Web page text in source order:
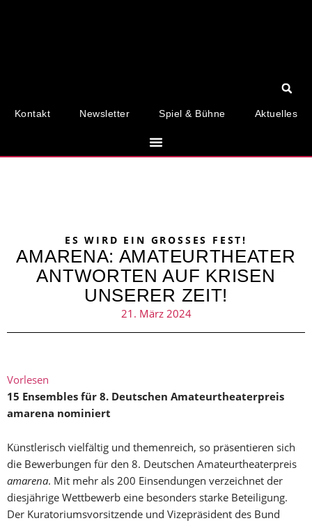
Kontakt Newsletter Spiel & Bühne Aktuelles
ES WIRD EIN GROSSES FEST!
AMARENA: AMATEURTHEATER
ANTWORTEN AUF KRISEN
UNSERER ZEIT!
21. März 2024
Vorlesen
15 Ensembles für 8. Deutschen Amateurtheaterpreis
amarena nominiert
Künstlerisch vielfältig und themenreich, so präsentieren sich
die Bewerbungen für den 8. Deutschen Amateurtheaterpreis
amarena. Mit mehr als 200 Einsendungen verzeichnet der
diesjährige Wettbewerb eine besonders starke Beteiligung.
Der Kuratoriumsvorsitzende und Vizepräsident des Bund